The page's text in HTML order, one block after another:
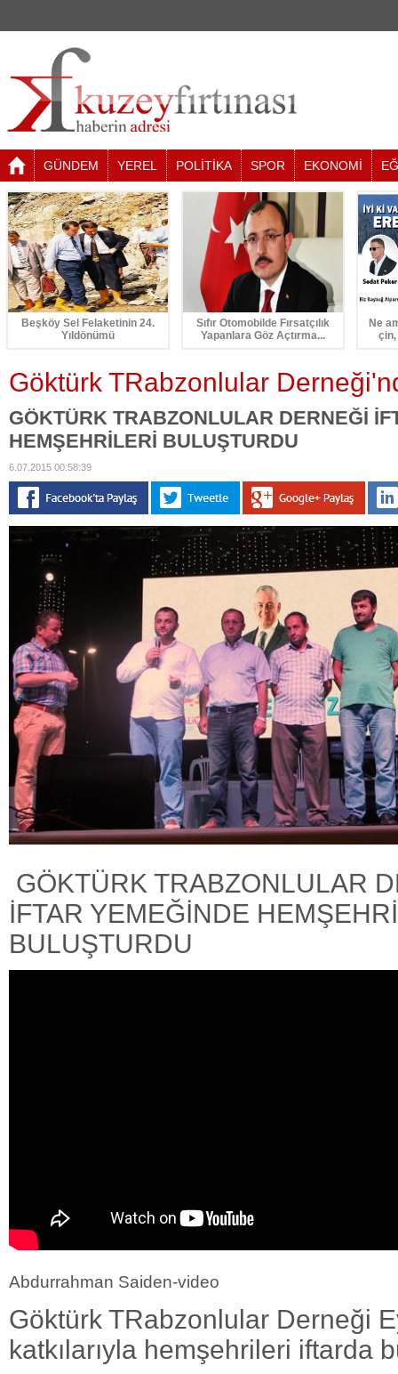
GÜNDEM YEREL POLİTİKA SPOR EKONOMİ
Beşköy Sel Felaketinin 24.
Yıldönümü
Sıfır Otomobilde Fırsatçılık
Yapanlara Göz Açtırma...
Ne
Göktürk TRabzonlular
GÖKTÜRK TRABZONLULAR DERNEĞİ
HEMŞEHRİLERİ BULUŞTURDU
6.07.2015 00:58:39
GÖKTÜRK TRABZONLULAR
İFTAR YEMEĞİNDE
BULUŞTURDU
Abdurrahman Saiden-video
Göktürk TRabzonlular Derneği
katkılarıyla hemşehrileri iftarda